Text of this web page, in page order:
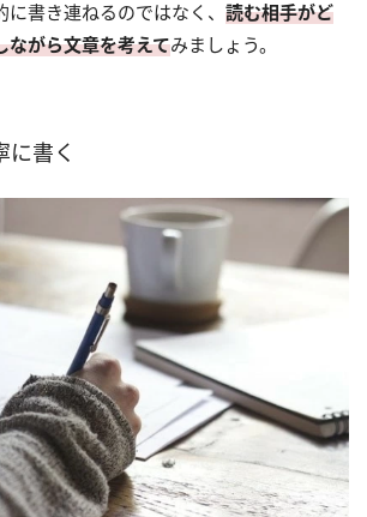
書き連ねるのではなく、 読む相手がど
ながら文章を考えてみましょう。
に書く